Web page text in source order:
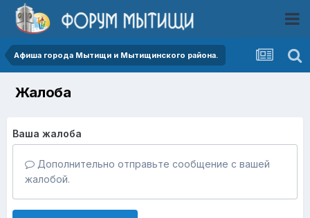
Афиша города Мытищи и Мытищинского района.
Жалоба
Ваша жалоба
Дополнительно отправьте сообщение с вашей
жалобой.